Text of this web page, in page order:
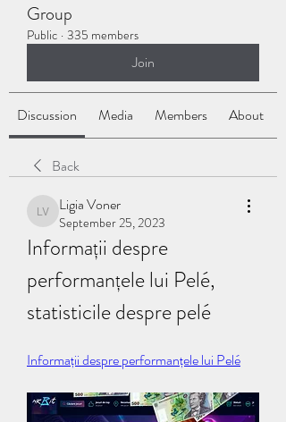
Group
Public · 335 members
Join
Discussion Media Members About
Back
Ligia Voner
Ligia Voner
September 25, 2023
Informații despre
performanțele lui Pelé,
statisticile despre pelé
Informații despre performanțele lui Pelé